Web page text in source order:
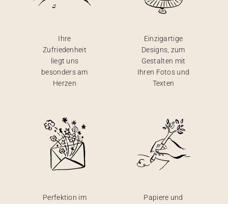
Ihre
Zufriedenheit
liegt uns
besonders am
Herzen
Einzigartige
Designs, zum
Gestalten mit
Ihren Fotos und
Texten
Perfektion im
Papiere und